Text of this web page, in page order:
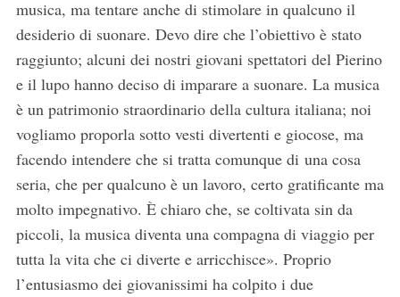
musica, ma tentare anche di stimolare in qualcuno il
desiderio di suonare. Devo dire che l’obiettivo è stato
raggiunto; alcuni dei nostri giovani spettatori del Pierino
e il lupo hanno deciso di imparare a suonare. La musica
è un patrimonio straordinario della cultura italiana; noi
vogliamo proporla sotto vesti divertenti e giocose, ma
facendo intendere che si tratta comunque di una cosa
seria, che per qualcuno è un lavoro, certo gratificante ma
molto impegnativo. È chiaro che, se coltivata sin da
piccoli, la musica diventa una compagna di viaggio per
tutta la vita che ci diverte e arricchisce». Proprio
l’entusiasmo dei giovanissimi ha colpito i due
S
e
a
c
h